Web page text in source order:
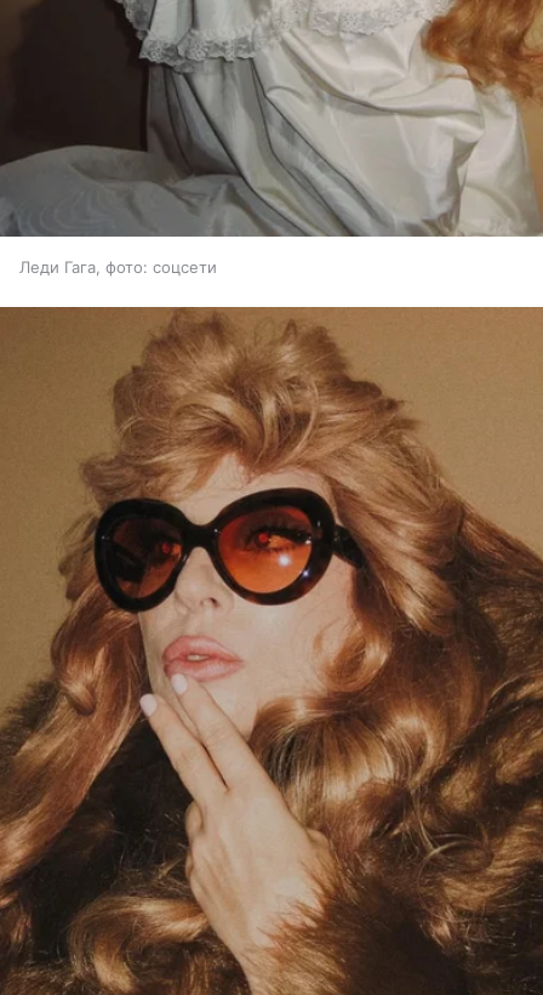
Леди Гага, фото: соцсети